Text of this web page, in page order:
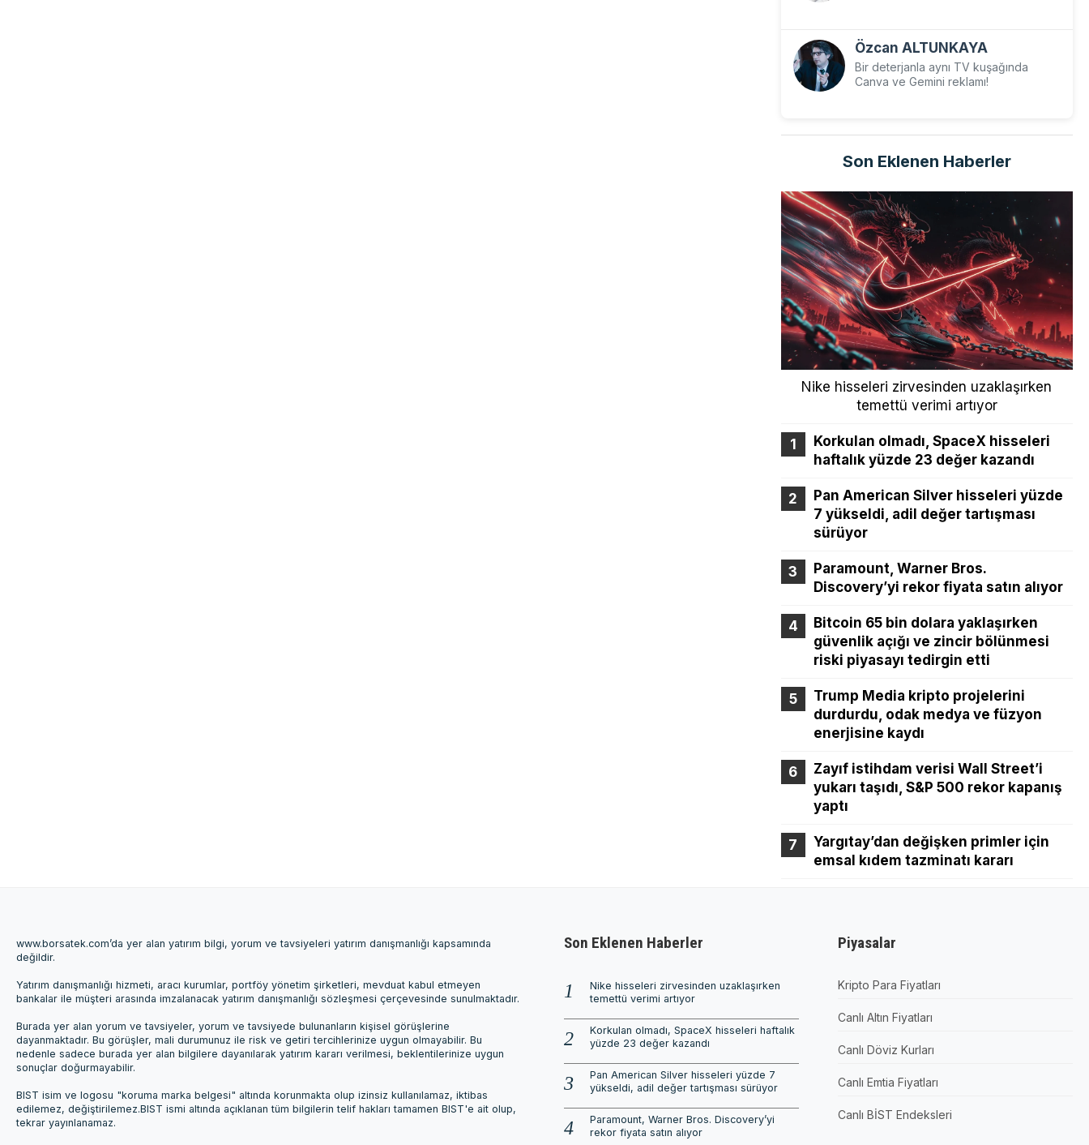
Özcan ALTUNKAYA
Bir deterjanla aynı TV kuşağında
Canva ve Gemini reklamı!
Son Eklenen Haberler
Nike hisseleri zirvesinden uzaklaşırken
temettü verimi artıyor
Korkulan olmadı, SpaceX hisseleri
haftalık yüzde 23 değer kazandı
Pan American Silver hisseleri yüzde
7 yükseldi, adil değer tartışması
sürüyor
Paramount, Warner Bros.
Discovery’yi rekor fiyata satın alıyor
Bitcoin 65 bin dolara yaklaşırken
güvenlik açığı ve zincir bölünmesi
riski piyasayı tedirgin etti
Trump Media kripto projelerini
durdurdu, odak medya ve füzyon
enerjisine kaydı
Zayıf istihdam verisi Wall Street’i
yukarı taşıdı, S&P 500 rekor kapanış
yaptı
Yargıtay’dan değişken primler için
emsal kıdem tazminatı kararı
www.borsatek.com’da yer alan yatırım bilgi, yorum ve tavsiyeleri yatırım danışmanlığı kapsamında
değildir.
Yatırım danışmanlığı hizmeti, aracı kurumlar, portföy yönetim şirketleri, mevduat kabul etmeyen
bankalar ile müşteri arasında imzalanacak yatırım danışmanlığı sözleşmesi çerçevesinde sunulmaktadır.
Burada yer alan yorum ve tavsiyeler, yorum ve tavsiyede bulunanların kişisel görüşlerine
dayanmaktadır. Bu görüşler, mali durumunuz ile risk ve getiri tercihlerinize uygun olmayabilir. Bu
nedenle sadece burada yer alan bilgilere dayanılarak yatırım kararı verilmesi, beklentilerinize uygun
sonuçlar doğurmayabilir.
BIST isim ve logosu "koruma marka belgesi" altında korunmakta olup izinsiz kullanılamaz, iktibas
edilemez, değiştirilemez.BIST ismi altında açıklanan tüm bilgilerin telif hakları tamamen BIST'e ait olup,
tekrar yayınlanamaz.
Son Eklenen Haberler
Nike hisseleri zirvesinden uzaklaşırken
temettü verimi artıyor
Korkulan olmadı, SpaceX hisseleri haftalık
yüzde 23 değer kazandı
Pan American Silver hisseleri yüzde 7
yükseldi, adil değer tartışması sürüyor
Paramount, Warner Bros. Discovery’yi
rekor fiyata satın alıyor
Piyasalar
Kripto Para Fiyatları
Canlı Altın Fiyatları
Canlı Döviz Kurları
Canlı Emtia Fiyatları
Canlı BİST Endeksleri